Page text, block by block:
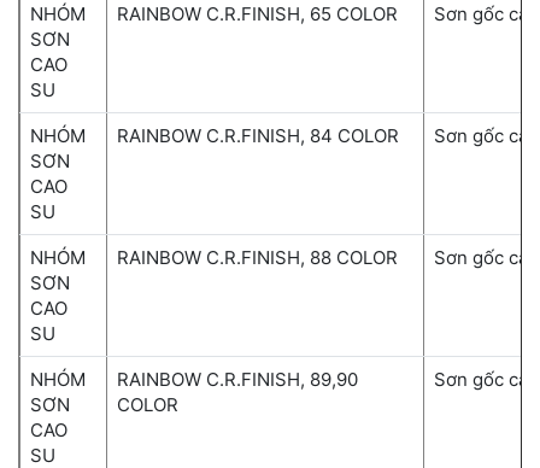
NHÓM
SƠN
CAO
SU
RAINBOW C.R.FINISH, 65 COLOR Sơn gốc
NHÓM
SƠN
CAO
SU
RAINBOW C.R.FINISH, 84 COLOR Sơn gốc
NHÓM
SƠN
CAO
SU
RAINBOW C.R.FINISH, 88 COLOR Sơn gốc
NHÓM
SƠN
CAO
SU
RAINBOW C.R.FINISH, 89,90
COLOR
Sơn gốc